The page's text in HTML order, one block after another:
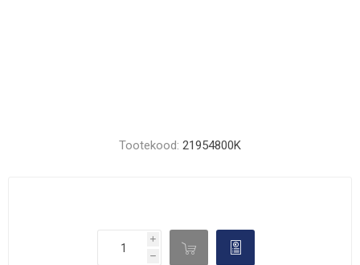
Tootekood: 21954800K
i
h
d 